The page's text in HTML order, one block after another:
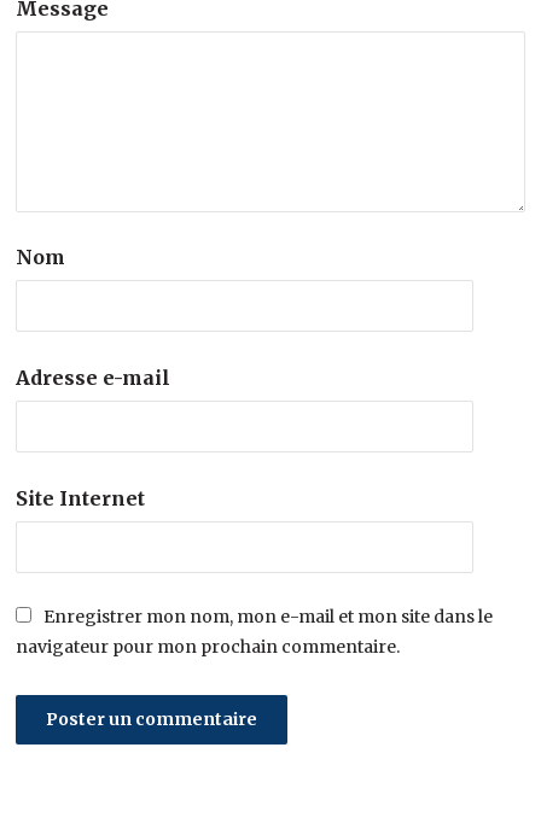
Message
Nom
Adresse e-mail
Site Internet
Enregistrer mon nom, mon e-mail et mon site dans le
navigateur pour mon prochain commentaire.